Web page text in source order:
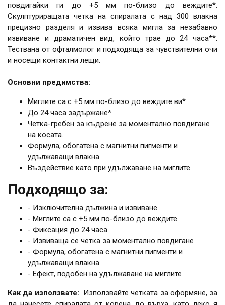
повдигайки ги до +5 мм по-близо до веждите*.
Скулптуриращата четка на спиралата с над 300 влакна
прецизно разделя и извива всяка мигла за незабавно
извиване и драматичен вид, който трае до 24 часа**.
Тествана от офталмолог и подходяща за чувствителни очи
и носещи контактни лещи.
Основни предимства:
Миглите са с +5 мм по-близо до веждите ви*
До 24 часа задържане*
Четка-гребен за къдрене за моментално повдигане
на косата.
Формула, обогатена с магнитни пигменти и
удължаващи влакна.
Въздействие като при удължаване на миглите.
Подходящо за:
- Изключителна дължина и извиване
- Миглите са с +5 мм по-близо до веждите
- Фиксация до 24 часа
- Извиваща се четка за моментално повдигане
- Формула, обогатена с магнитни пигменти и
удължаващи влакна
- Ефект, подобен на удължаване на миглите
Как да използвате: Използвайте четката за оформяне, за